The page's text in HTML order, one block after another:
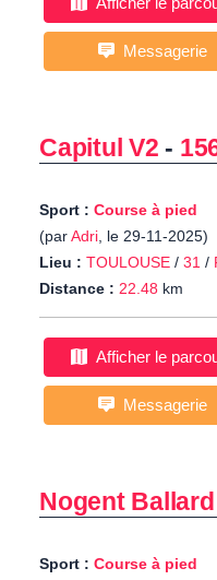
Messagerie
Capitul V2 -
Sport : Course à pied
(parAdri, le 29-11-2025)
Lieu : TOULOUSE / 31 /
Distance : 22.48 km
Afficher le
Messagerie
Nogent Ballard
Sport : Course à pied